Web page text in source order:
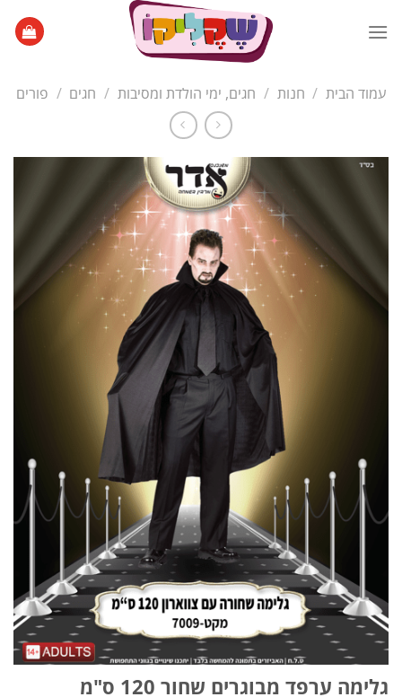
עמוד הבית / חנות / חגים, ימי הולדת ומסיבות / חגים / פורים
גלימה ערפד מבוגרים שחור 120 ס"מ